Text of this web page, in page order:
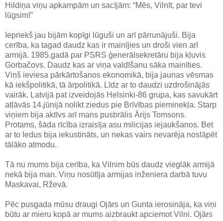
Hildiņa viņu apkampām un sacījām: “Mēs, Vilnīt, par tevi
lūgsim!”
Iepriekš jau bijām kopīgi lūguši un arī pārrunājuši. Bija
cerība, ka tagad daudz kas ir mainījies un droši vien arī
armijā. 1985.gadā par PSRS ģenerālsekretāru bija kļuvis
Gorbačovs. Daudz kas ar viņa valdīšanu sāka mainīties.
Viņš ieviesa pārkārtošanos ekonomikā, bija jaunas vēsmas
kā iekšpolitikā, tā ārpolitikā. Līdz ar to daudzi uzdrošinājās
vairāk. Latvijā pat izveidojās Helsinki-86 grupa, kas savukārt
atļāvās 14.jūnijā nolikt ziedus pie Brīvības pieminekļa. Starp
viņiem bija aktīvs arī mans pusbrālis Ārijs Tomsons.
Protams, šāda rīcība izraisīja asu milicijas iejaukšanos. Bet
ar to ledus bija iekustināts, un nekas vairs nevarēja noslāpēt
tālāko atmodu.
Tā nu mums bija cerība, ka Vilnim būs daudz vieglāk armijā
nekā bija man. Viņu nosūtīja armijas inženiera darbā tuvu
Maskavai, Rževā.
Pēc pusgada mūsu draugi Ojārs un Gunta ierosināja, ka viņi
būtu ar mieru kopā ar mums aizbraukt apciemot Vilni. Ojārs